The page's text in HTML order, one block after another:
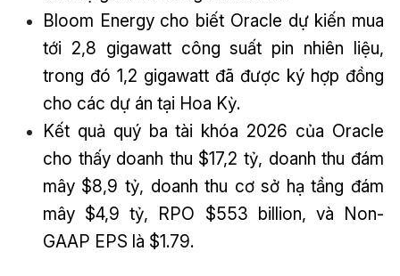
Bloom Energy cho biết Oracle dự kiến mua
tới 2,8 gigawatt công suất pin nhiên liệu,
trong đó 1,2 gigawatt đã được ký hợp đồng
cho các dự án tại Hoa Kỳ.
Kết quả quý ba tài khóa 2026 của Oracle
cho thấy doanh thu $17,2 tỷ, doanh thu đám
mây $8,9 tỷ, doanh thu cơ sở hạ tầng đám
mây $4,9 tỷ, RPO $553 billion, và Non-
GAAP EPS là $1.79.